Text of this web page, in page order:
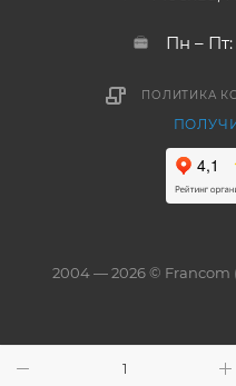
Пн – Пт:
ПОЛИТИКА
2004 — 2026 ©